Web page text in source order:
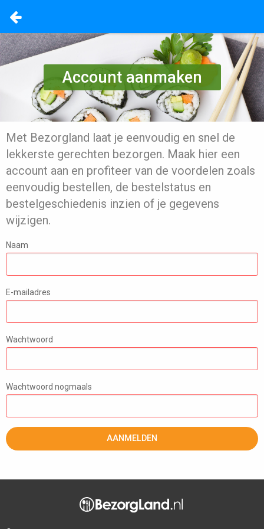
Account aanmaken
Met Bezorgland laat je eenvoudig en snel de
lekkerste gerechten bezorgen. Maak hier een
account aan en profiteer van de voordelen zoals
eenvoudig bestellen, de bestelstatus en
bestelgeschiedenis inzien of je gegevens
wijzigen.
Naam
E-mailadres
Wachtwoord
Wachtwoord nogmaals
AANMELDEN